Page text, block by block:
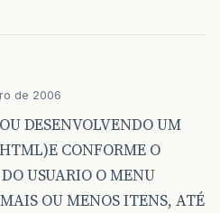
de 2006
DESENVOLVENDO UM
CONFORME O
USUARIO O MENU
OU MENOS ITENS, ATÉ